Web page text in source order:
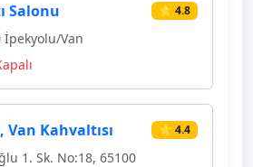
Salonu ⭐ 4.8
İpekyolu/Van
Van Kahvaltısı ⭐ 4.4
1. Sk. No:18, 65100